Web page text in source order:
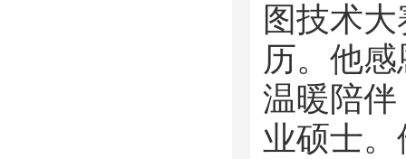
图技术
历。他
温暖陪
业硕士